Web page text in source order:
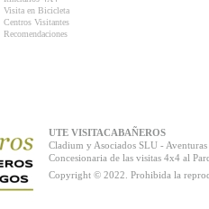
Visita en Bicicleta
Centros Visitantes
Recomendaciones
UTE VISITACABAÑEROS
Cladium y Asociados SLU -
Concesionaria de las visitas 4x4 al
Copyright © 2022. Prohibida la